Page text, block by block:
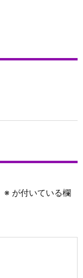
※ が付いている欄